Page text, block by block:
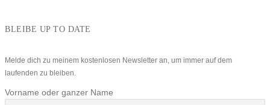
BLEIBE UP TO DATE
Melde dich zu meinem kostenlosen Newsletter an, um immer auf dem
laufenden zu bleiben.
Vorname oder ganzer Name